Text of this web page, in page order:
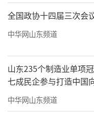
作”的山东海洋
计，到突破的深
产业体系，参观
向海洋强省迈进的
全国政协十四届三次会
中华网山东频道
山东235个制造业单项
七成民企参与打造中国
中华网山东频道